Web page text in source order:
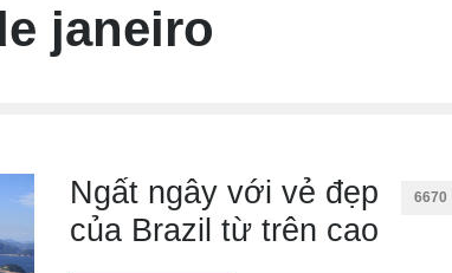
janeiro
Ngất ngây với vẻ đẹp
của Brazil từ trên cao
6670